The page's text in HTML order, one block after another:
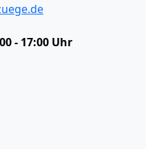
- 17:00 Uhr